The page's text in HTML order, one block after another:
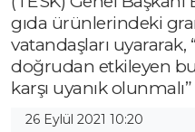
gıda ürünlerindeki
vatandaşları uyararak,
doğrudan etkileyen
karşı uyanık
26 Eylül 2021 10:20